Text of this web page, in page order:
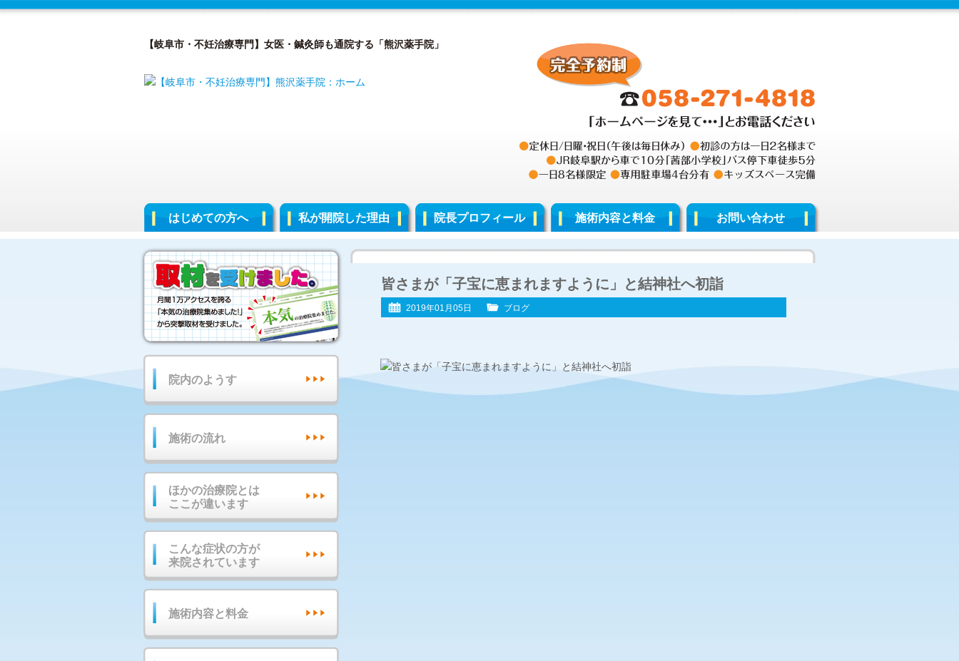
【岐阜市・不妊治療専門】女医・鍼灸師も通院する「熊沢薬手院」
はじめての方へ 私が開院した理由 院長プロフィール 施術内容と料金 お問い合わせ
皆さまが「子宝に恵まれますように」と結神社へ初詣
2019年01月05日 ブログ
院内のようす
施術の流れ
ほかの治療院とは
ここが違います
こんな症状の方が
来院されています
施術内容と料金